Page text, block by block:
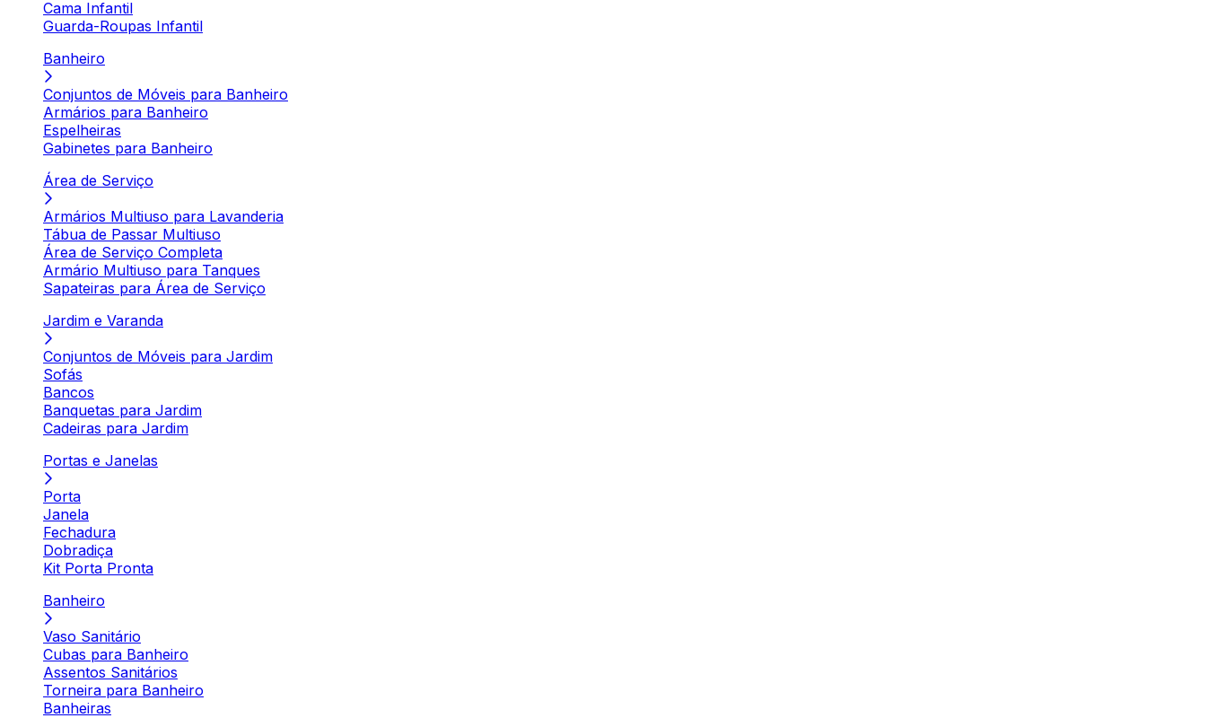
Cama Infantil
Guarda-Roupas Infantil
Banheiro
Conjuntos de Móveis para Banheiro
Armários para Banheiro
Espelheiras
Gabinetes para Banheiro
Área de Serviço
Armários Multiuso para Lavanderia
Tábua de Passar Multiuso
Área de Serviço Completa
Armário Multiuso para Tanques
Sapateiras para Área de Serviço
Jardim e Varanda
Conjuntos de Móveis para Jardim
Sofás
Bancos
Banquetas para Jardim
Cadeiras para Jardim
Portas e Janelas
Porta
Janela
Fechadura
Dobradiça
Kit Porta Pronta
Banheiro
Vaso Sanitário
Cubas para Banheiro
Assentos Sanitários
Torneira para Banheiro
Banheiras